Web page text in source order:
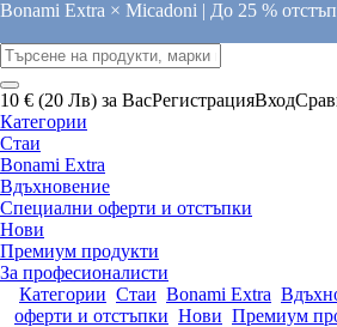
Bonami Extra × Micadoni | До 25 %
10 € (20 Лв) за ВасРегистрацияВход
Категории
Стаи
Bonami Extra
Вдъхновение
Специални оферти и отстъпки
Нови
Премиум продукти
За професионалисти
Категории Стаи Bonami Extra
оферти и отстъпки Нови Премиум